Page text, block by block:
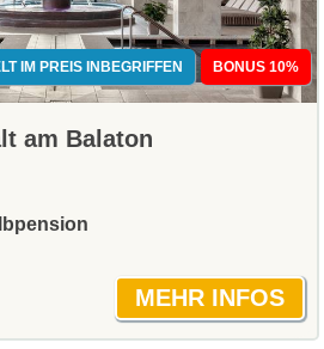
IM PREIS INBEGRIFFEN BONUS 10%
am Balaton